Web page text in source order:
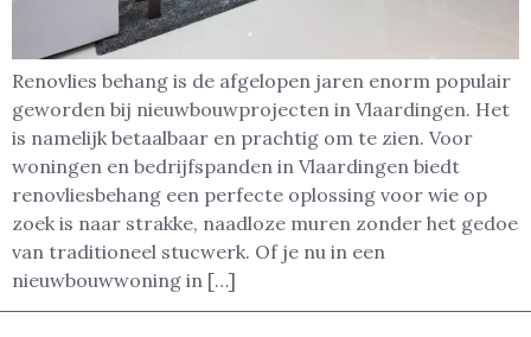
Renovlies behang is de afgelopen jaren enorm populair
geworden bij nieuwbouwprojecten in Vlaardingen. Het
is namelijk betaalbaar en prachtig om te zien. Voor
woningen en bedrijfspanden in Vlaardingen biedt
renovliesbehang een perfecte oplossing voor wie op
zoek is naar strakke, naadloze muren zonder het gedoe
van traditioneel stucwerk. Of je nu in een
nieuwbouwwoning in […]